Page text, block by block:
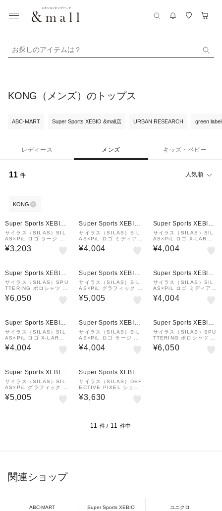
お探しのアイテムは？
KONG（メンズ）のトップス
ABC-MART Super Sports XEBIO &mall店 URBAN RESEARCH green
レディース メンズ キッズ・ベビー
11 件 人気順
KONG
Super Sports XEBIO
&mall店
サイラス（SILAS）SIL
AS×PiL ロゴ ラージ シ
ョートスリーブ Tシャツ
110242011018-WHITE
¥3,203
Super Sports XEBIO
&mall店
サイラス（SILAS）SIL
AS×PiL ロゴ ミディアム
ショートスリーブ Tシャ
ツ 110242011017-BL
¥4,004
Super Sports XEBIO
&mall店
サイラス（SILAS）SIL
AS×PiL ロゴ X-LARGE
ショートスリーブ Tシャ
ツ 110242011019-BL
¥4,004
Super Sports XEBIO
&mall店
サイラス（SILAS）SPU
TTERING ポロシャツ 1
10242014001-WHITE
¥6,050
Super Sports XEBIO
&mall店
サイラス（SILAS）SIL
AS×PiL グラフィック シ
ョートスリーブ Tシャツ
110242011020-WHITE
¥5,005
Super Sports XEBIO
&mall店
サイラス（SILAS）SIL
AS×PiL ロゴ ミディアム
ショートスリーブ Tシャ
ツ 110242011017-WHI
¥4,004
Super Sports XEBIO
&mall店
サイラス（SILAS）SIL
AS×PiL ロゴ X-LARGE
ショートスリーブ Tシャ
ツ 110242011019-WHI
¥4,004
Super Sports XEBIO
&mall店
サイラス（SILAS）SIL
AS×PiL ロゴ ラージ シ
ョートスリーブ Tシャツ
110242011018-BLAC
¥4,004
Super Sports XEBIO
&mall店
サイラス（SILAS）SPU
TTERING ポロシャツ 1
10242014001-BLACK
¥6,050
Super Sports XEBIO
&mall店
サイラス（SILAS）SIL
AS×PiL グラフィック シ
ョートスリーブ Tシャツ
110242011020-BLAC
¥5,005
Super Sports XEBIO
&mall店
サイラス（SILAS）DEF
ECTIVE PIXEL ショー
トスリーブ Tシャツ 110
242011034-BLACK
¥3,630
11 件 / 11 件中
関連ショップ
ABC-MART
Super Sports XEBIO
ユニクロ